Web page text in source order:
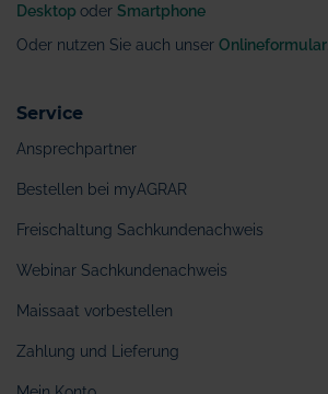
Desktop oder Smartphone
Oder nutzen Sie auch unser Onlineformular
Service
Ansprechpartner
Bestellen bei myAGRAR
Freischaltung Sachkundenachweis
Webinar Sachkundenachweis
Maissaat vorbestellen
Zahlung und Lieferung